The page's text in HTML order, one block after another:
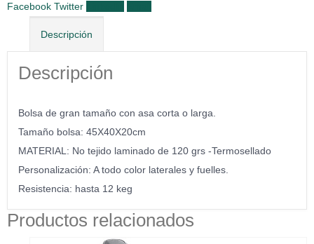
Facebook Twitter
Descripción
Descripción
Bolsa de gran tamaño con asa corta o larga.
Tamaño bolsa: 45X40X20cm
MATERIAL: No tejido laminado de 120 grs -Termosellado
Personalización: A todo color laterales y fuelles.
Resistencia: hasta 12 keg
Productos relacionados